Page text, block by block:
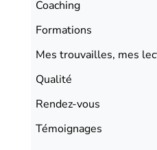
Coaching
Formations
Mes trouvailles, mes
Qualité
Rendez-vous
Témoignages